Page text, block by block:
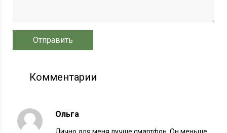
Комментарии
Ольга